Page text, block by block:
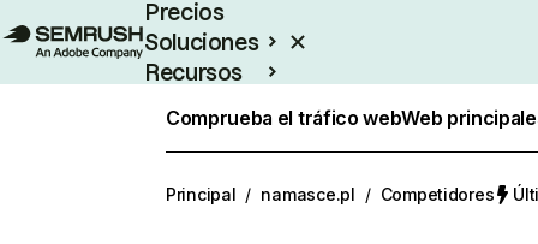
Precios
Soluciones
Recursos
Comprueba el tráfico webWeb
Principal / namasce.pl / Competidores